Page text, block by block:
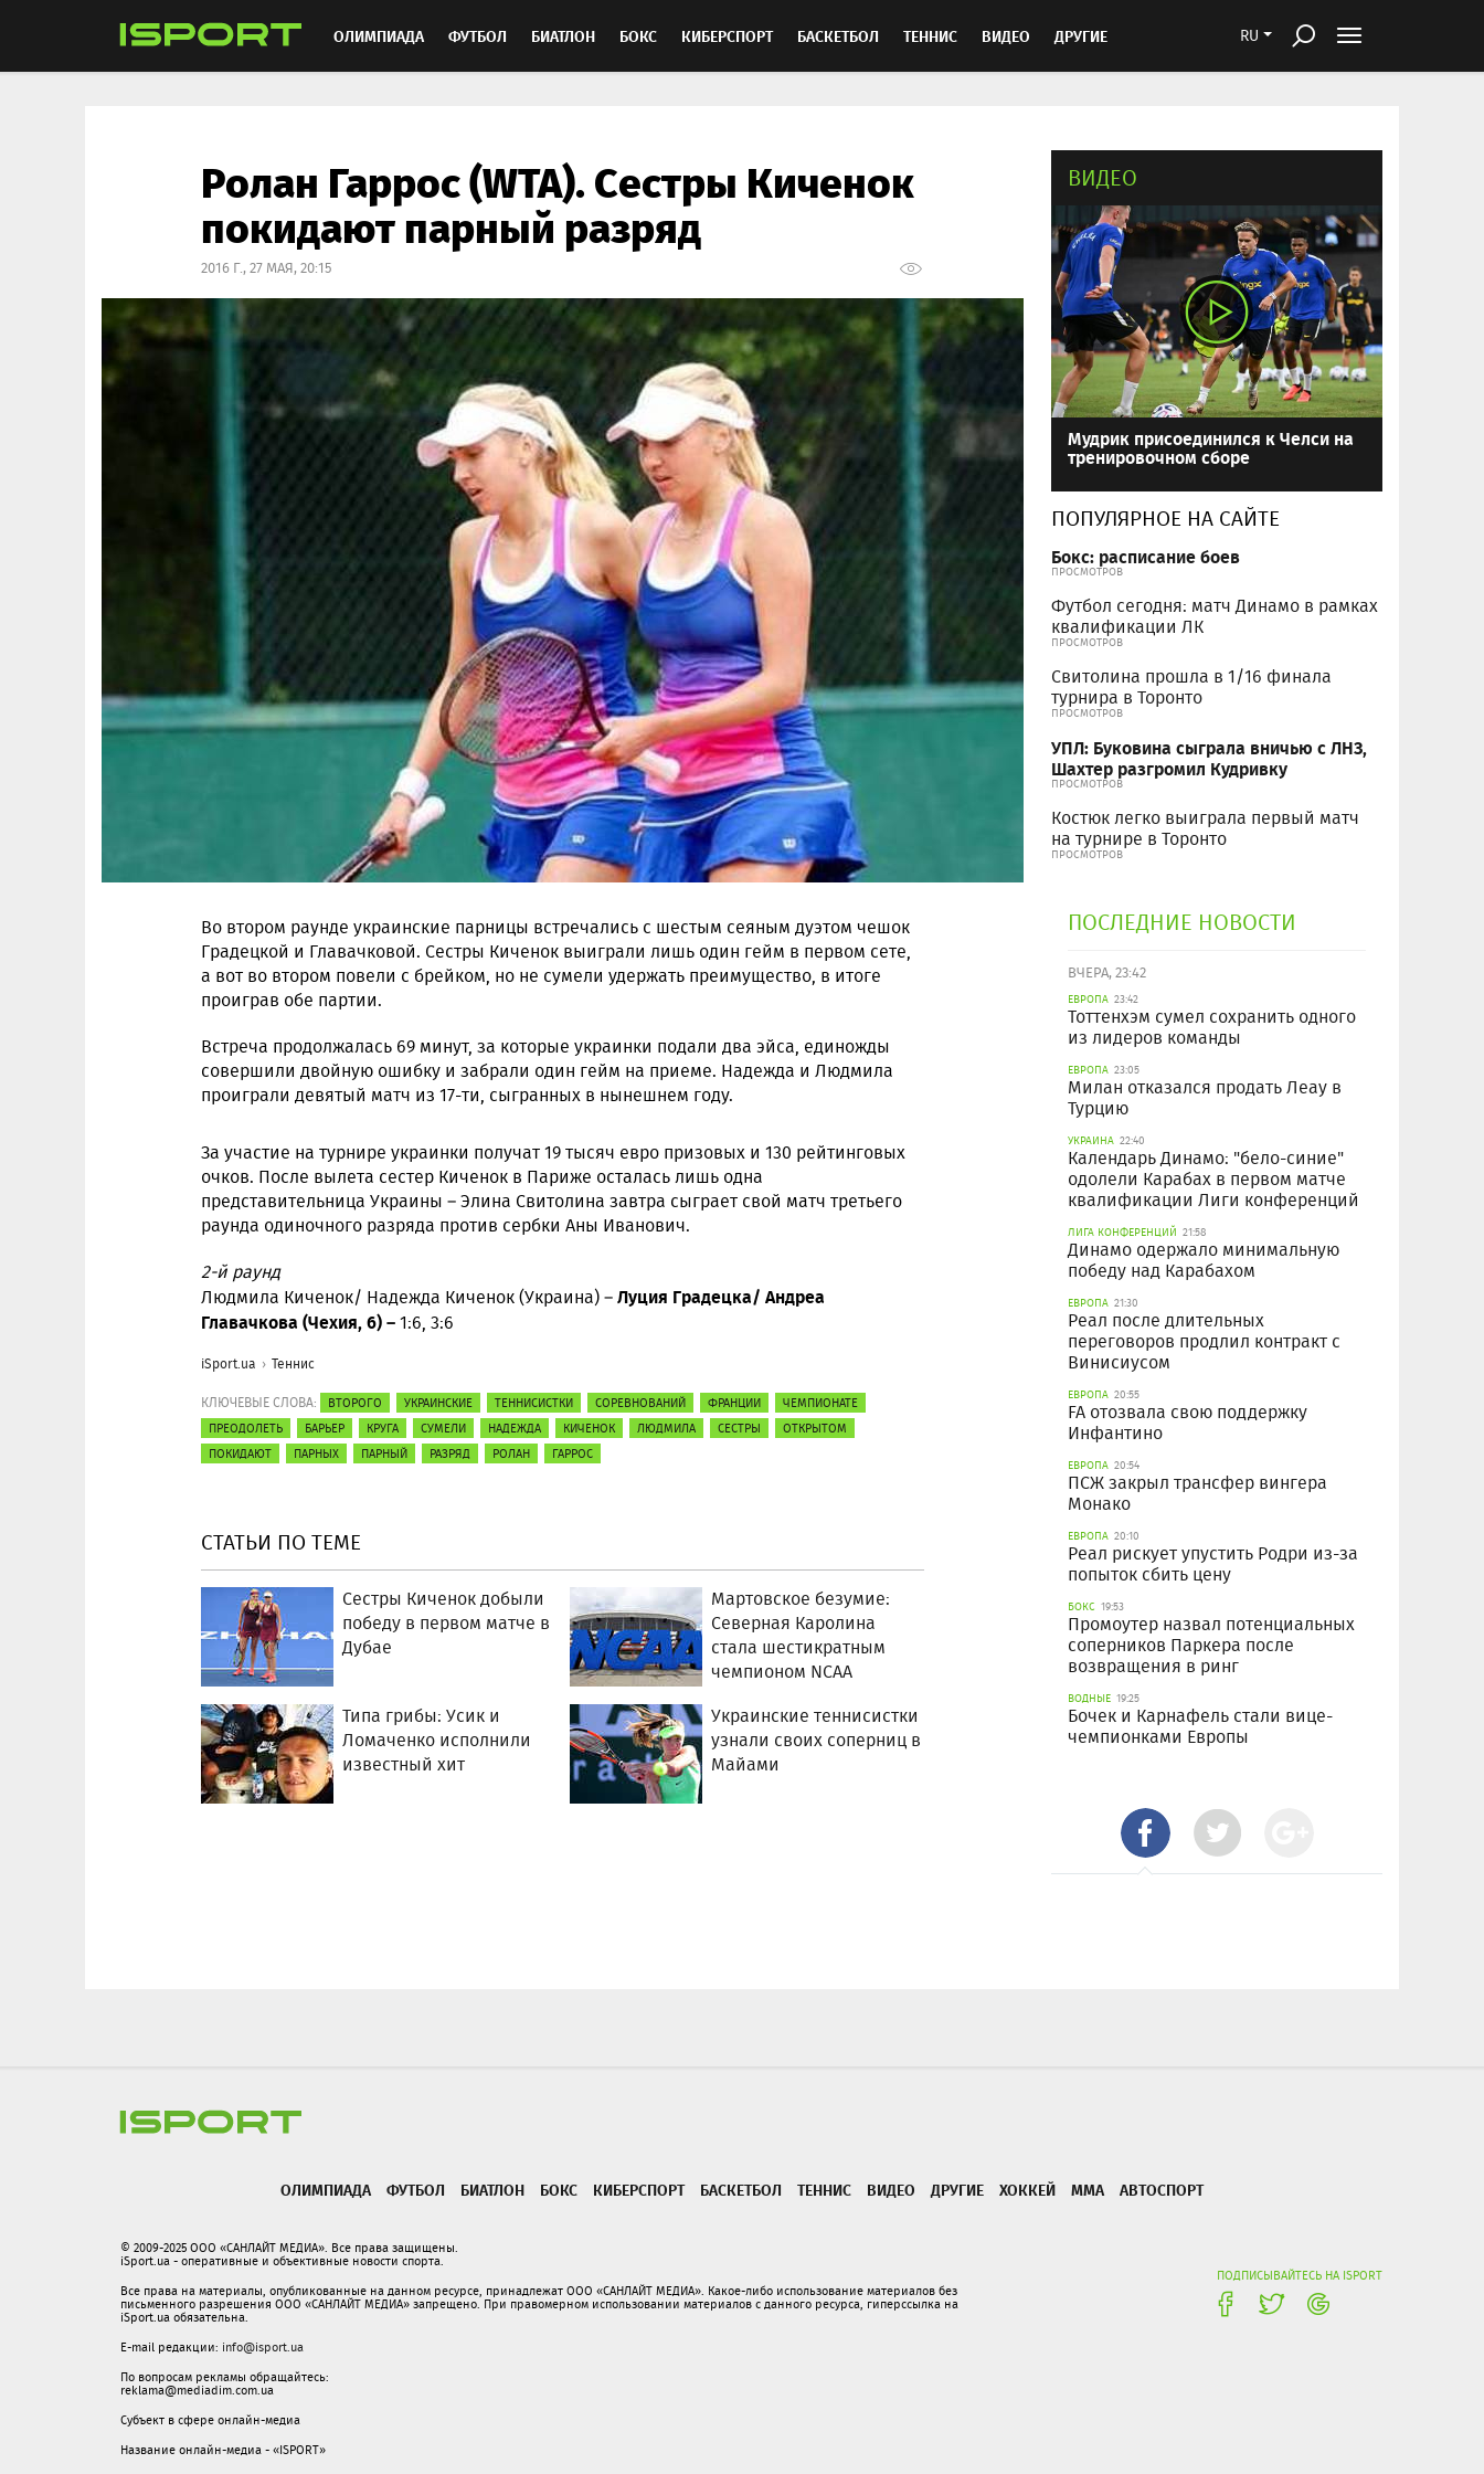
RU
ОЛИМПИАДА ФУТБОЛ БИАТЛОН БОКС КИБЕРСПОРТ БАСКЕТБОЛ ТЕННИС ВИДЕО ДРУГИЕ
Ролан Гаррос (WTA). Сестры Киченок
покидают парный разряд
2016 Г., 27 МАЯ, 20:15
Во втором раунде украинские парницы встречались с шестым сеяным дуэтом чешок
Градецкой и Главачковой. Сестры Киченок выиграли лишь один гейм в первом сете,
а вот во втором повели с брейком, но не сумели удержать преимущество, в итоге
проиграв обе партии.
Встреча продолжалась 69 минут, за которые украинки подали два эйса, единожды
совершили двойную ошибку и забрали один гейм на приеме. Надежда и Людмила
проиграли девятый матч из 17-ти, сыгранных в нынешнем году.
За участие на турнире украинки получат 19 тысяч евро призовых и 130 рейтинговых
очков. После вылета сестер Киченок в Париже осталась лишь одна
представительница Украины – Элина Свитолина завтра сыграет свой матч третьего
раунда одиночного разряда против сербки Аны Иванович.
2-й раунд
Людмила Киченок/ Надежда Киченок (Украина) –Луция Градецка/ Андреа
Главачкова (Чехия, 6) –1:6, 3:6
iSport.ua Теннис
КЛЮЧЕВЫЕ СЛОВА: ВТОРОГО УКРАИНСКИЕ ТЕННИСИСТКИ СОРЕВНОВАНИЙ ФРАНЦИИ
ЧЕМПИОНАТЕ
ПРЕОДОЛЕТЬ
БАРЬЕР КРУГА СУМЕЛИ НАДЕЖДА КИЧЕНОК ЛЮДМИЛА СЕСТРЫ
ОТКРЫТОМ
ПОКИДАЮТ
ПАРНЫХ ПАРНЫЙ РАЗРЯД РОЛАН ГАРРОС
СТАТЬИ ПО ТЕМЕ
Сестры Киченок добыли
победу в первом матче в
Дубае
Мартовское безумие:
Северная Каролина
стала шестикратным
чемпионом NCAA
Типа грибы: Усик и
Ломаченко исполнили
известный хит
Украинские теннисистки
узнали своих соперниц в
Майами
ВИДЕО
Мудрик присоединился к Челси на
тренировочном сборе
ПОПУЛЯРНОЕ НА САЙТЕ
Бокс: расписание боев
ПРОСМОТРОВ
Футбол сегодня: матч Динамо в рамках
квалификации ЛК
ПРОСМОТРОВ
Свитолина прошла в 1/16 финала
турнира в Торонто
ПРОСМОТРОВ
УПЛ: Буковина сыграла вничью с ЛНЗ,
Шахтер разгромил Кудривку
ПРОСМОТРОВ
Костюк легко выиграла первый матч
на турнире в Торонто
ПРОСМОТРОВ
ПОСЛЕДНИЕ НОВОСТИ
ВЧЕРА, 23:42
ЕВРОПА 23:42
Тоттенхэм сумел сохранить одного
из лидеров команды
ЕВРОПА 23:05
Милан отказался продать Леау в
Турцию
УКРАИНА 22:40
Календарь Динамо: "бело-синие"
одолели Карабах в первом матче
квалификации Лиги конференций
ЛИГА КОНФЕРЕНЦИЙ 21:58
Динамо одержало минимальную
победу над Карабахом
ЕВРОПА 21:30
Реал после длительных
переговоров продлил контракт с
Винисиусом
ЕВРОПА 20:55
FA отозвала свою поддержку
Инфантино
ЕВРОПА 20:54
ПСЖ закрыл трансфер вингера
Монако
ЕВРОПА 20:10
Реал рискует упустить Родри из-за
попыток сбить цену
БОКС 19:53
Промоутер назвал потенциальных
соперников Паркера после
возвращения в ринг
ВОДНЫЕ 19:25
Бочек и Карнафель стали вице-
чемпионками Европы
ОЛИМПИАДА ФУТБОЛ БИАТЛОН БОКС КИБЕРСПОРТ БАСКЕТБОЛ ТЕННИС ВИДЕО ДРУГИЕ ХОККЕЙ ММА АВТОСПОРТ
ПОДПИСЫВАЙТЕСЬ НА ISPORT
© 2009-2025 ООО «САНЛАЙТ МЕДИА». Все права защищены.
iSport.ua - оперативные и объективные новости спорта.
Все права на материалы, опубликованные на данном ресурсе, принадлежат ООО «САНЛАЙТ МЕДИА». Какое-либо использование материалов без
письменного разрешения ООО «САНЛАЙТ МЕДИА» запрещено. При правомерном использовании материалов с данного ресурса, гиперссылка на
iSport.ua обязательна.
E-mail редакции: info@isport.ua
По вопросам рекламы обращайтесь:
reklama@mediadim.com.ua
Субъект в сфере онлайн-медиа
Название онлайн-медиа - «ISPORT»